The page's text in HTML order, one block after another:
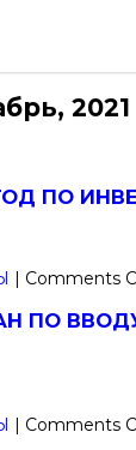
2021
ПО
| Comments
ПО
Comments